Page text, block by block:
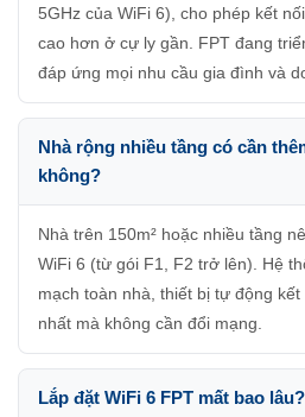
5GHz của WiFi 6), cho phép kết
cao hơn ở cự ly gần. FPT đang
đáp ứng mọi nhu cầu gia đình và
Nhà rộng nhiều tầng có cần
không?
Nhà trên 150m² hoặc nhiều tầng
WiFi 6 (từ gói F1, F2 trở lên). Hệ
mạch toàn nhà, thiết bị tự động
nhất mà không cần đổi mạng.
Lắp đặt WiFi 6 FPT mất bao lâu?